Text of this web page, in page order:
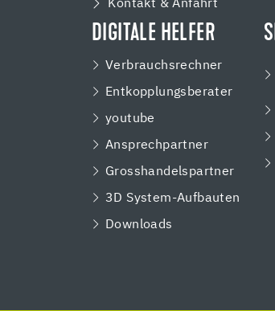
Kontakt & Anfahrt
DIGITALE HELFER
Verbrauchsrechner
Entkopplungsberater
youtube
Ansprechpartner
Grosshandelspartner
3D System-Aufbauten
Downloads